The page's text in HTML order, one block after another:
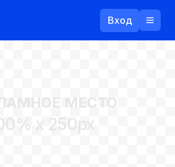
Вход
МЕСТО
x 250px